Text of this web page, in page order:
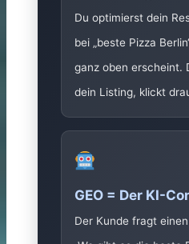
Du optimierst dein
bei „beste Pizza
ganz oben erscheint.
dein Listing, klickt
GEO = Der KI-
Der Kunde fragt